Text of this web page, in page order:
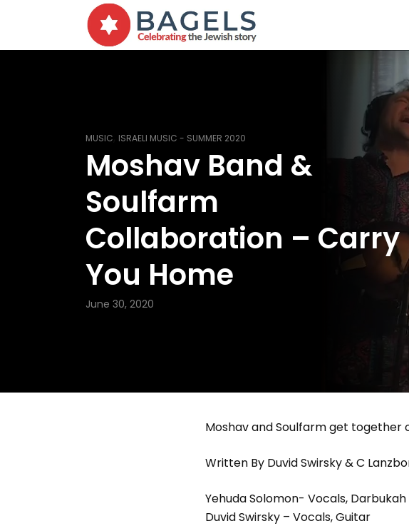
MUSIC ISRAELI MUSIC - SUMMER 2020
Moshav Band &
Soulfarm
Collaboration – Carry
You Home
June 30, 2020
Moshav and Soulfarm get together
Written By Duvid Swirsky & C
Yehuda Solomon- Vocals, Darbukah
Duvid Swirsky – Vocals, Guitar